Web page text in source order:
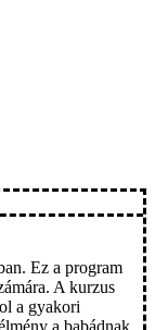
Ez a program
A kurzus
a gyakori